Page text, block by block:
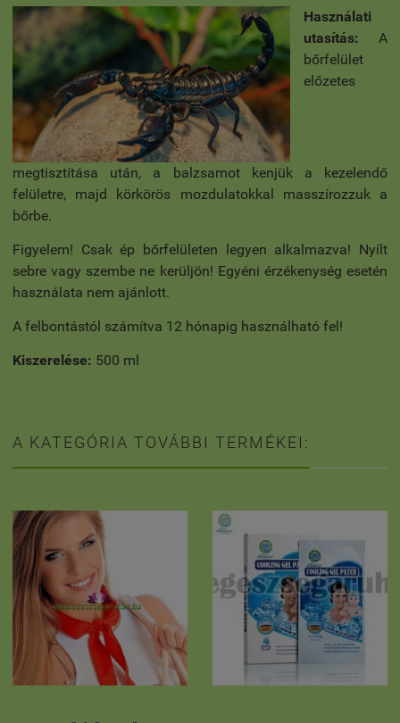
Használati
utasítás: A
bőrfelület
előzetes
megtisztítása után, a balzsamot kenjük a kezelendő
felületre, majd körkörös mozdulatokkal masszírozzuk a
bőrbe.
Figyelem! Csak ép bőrfelületen legyen alkalmazva! Nyílt
sebre vagy szembe ne kerüljön! Egyéni érzékenység esetén
használata nem ajánlott.
A felbontástól számítva 12 hónapig használható fel!
Kiszerelése: 500 ml
A KATEGÓRIA TOVÁBBI TERMÉKEI: